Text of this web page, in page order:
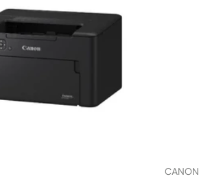
CANON